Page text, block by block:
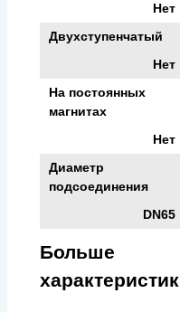
Нет
Двухступенчатый
Нет
На постоянных
магнитах
Нет
Диаметр
подсоединения
DN65
Больше
характеристик